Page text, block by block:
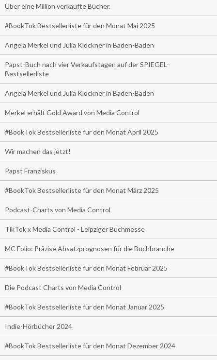
Über eine Million verkaufte Bücher.
#BookTok Bestsellerliste für den Monat Mai 2025
Angela Merkel und Julia Klöckner in Baden-Baden
Papst-Buch nach vier Verkaufstagen auf der SPIEGEL-
Bestsellerliste
Angela Merkel und Julia Klöckner in Baden-Baden
Merkel erhält Gold Award von Media Control
#BookTok Bestsellerliste für den Monat April 2025
Wir machen das jetzt!
Papst Franziskus
#BookTok Bestsellerliste für den Monat März 2025
Podcast-Charts von Media Control
TikTok x Media Control - Leipziger Buchmesse
MC Folio: Präzise Absatzprognosen für die Buchbranche
#BookTok Bestsellerliste für den Monat Februar 2025
Die Podcast Charts von Media Control
#BookTok Bestsellerliste für den Monat Januar 2025
Indie-Hörbücher 2024
#BookTok Bestsellerliste für den Monat Dezember 2024